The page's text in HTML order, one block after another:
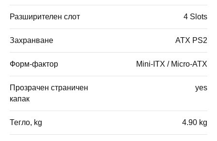
Разширителен слот 4 Slots
Захранване ATX PS2
Форм-фактор Mini-ITX / Micro-ATX
Прозрачен страничен
капак
yes
Тегло, kg 4.90 kg